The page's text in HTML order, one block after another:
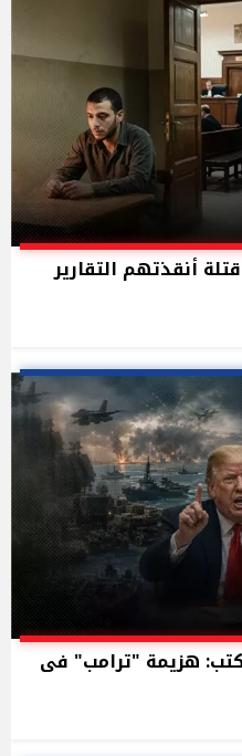
بعد براءة طالب الزقازيق.. 5 قتلة أنقذتهم التقارير
هزيمة "ترامب" فى